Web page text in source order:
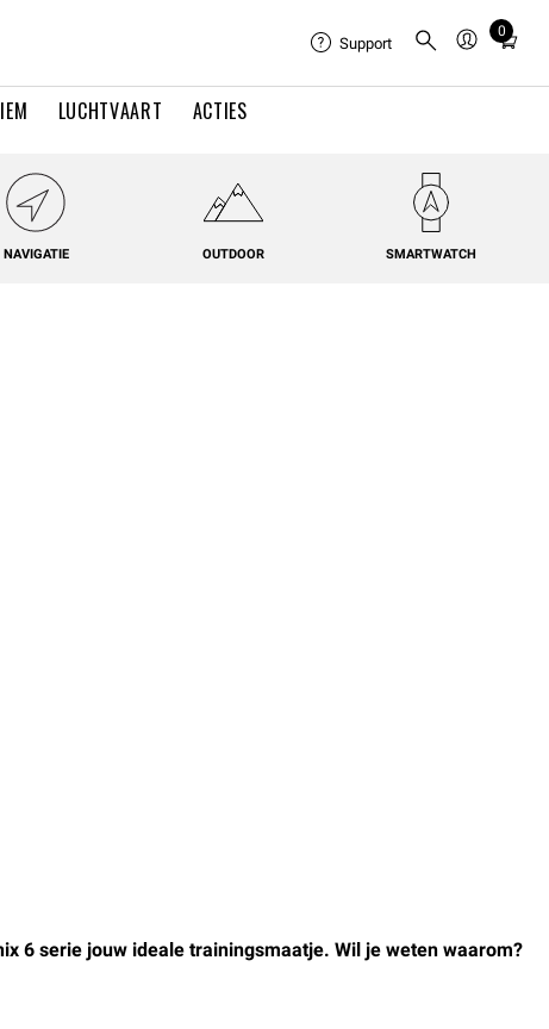
LUCHTVAART ACTIES
Support
0
Total
in
NAVIGATIE OUTDOOR SMARTWATCH
6 serie jouw ideale trainingsmaatje. Wil je weten waarom?